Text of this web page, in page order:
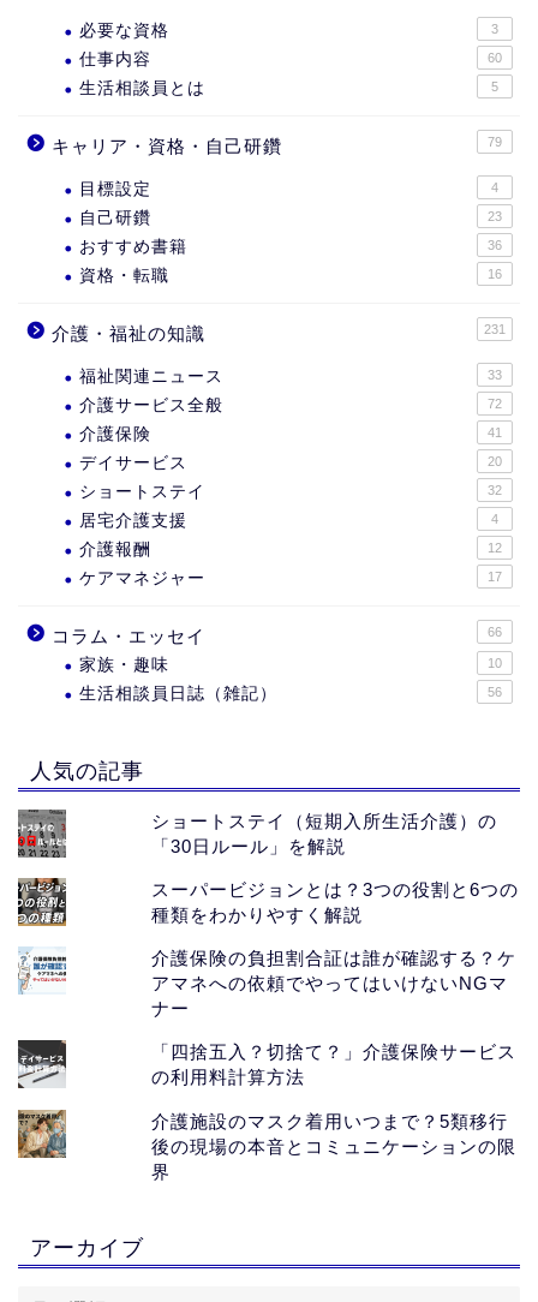
必要な資格 3
仕事内容 60
生活相談員とは 5
キャリア・資格・自己研鑽 79
目標設定 4
自己研鑽 23
おすすめ書籍 36
資格・転職 16
介護・福祉の知識 231
福祉関連ニュース 33
介護サービス全般 72
介護保険 41
デイサービス 20
ショートステイ 32
居宅介護支援 4
介護報酬 12
ケアマネジャー 17
コラム・エッセイ 66
家族・趣味 10
生活相談員日誌（雑記） 56
人気の記事
ショートステイ（短期入所生活介護）の
「30日ルール」を解説
スーパービジョンとは？3つの役割と6つの
種類をわかりやすく解説
介護保険の負担割合証は誰が確認する？ケ
アマネへの依頼でやってはいけないNGマ
ナー
「四捨五入？切捨て？」介護保険サービス
の利用料計算方法
介護施設のマスク着用いつまで？5類移行
後の現場の本音とコミュニケーションの限
界
アーカイブ